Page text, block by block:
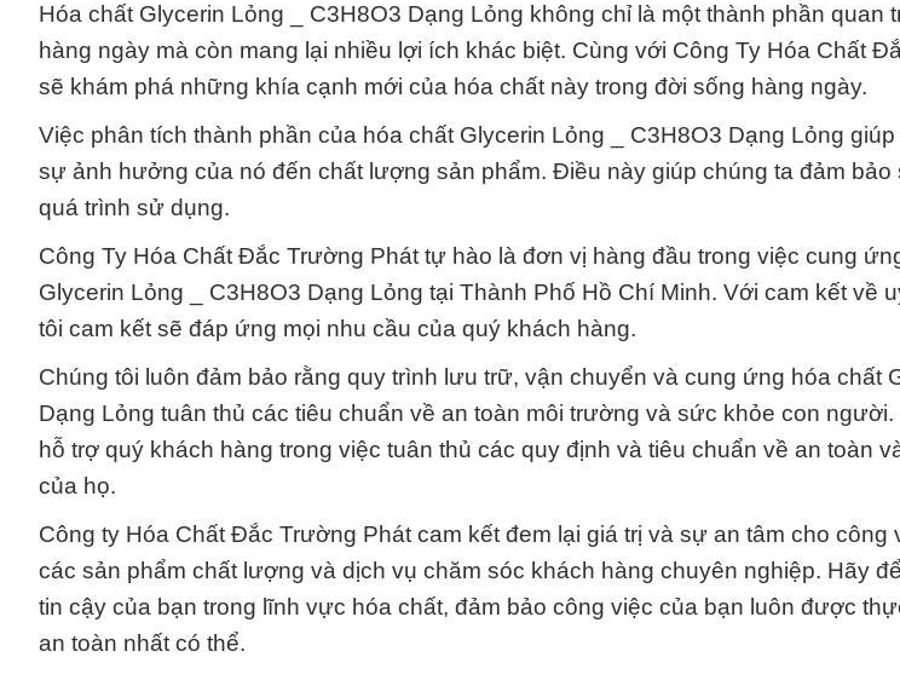
Hóa chất Glycerin Lỏng _ C3H8O3 Dạng Lỏng không chỉ là một thành phần quan
hàng ngày mà còn mang lại nhiều lợi ích khác biệt. Cùng với Công Ty Hóa Chất
sẽ khám phá những khía cạnh mới của hóa chất này trong đời sống hàng ngày.
Việc phân tích thành phần của hóa chất Glycerin Lỏng _ C3H8O3 Dạng Lỏng
sự ảnh hưởng của nó đến chất lượng sản phẩm. Điều này giúp chúng ta đảm bảo
quá trình sử dụng.
Công Ty Hóa Chất Đắc Trường Phát tự hào là đơn vị hàng đầu trong việc cung
Glycerin Lỏng _ C3H8O3 Dạng Lỏng tại Thành Phố Hồ Chí Minh. Với cam kết về
tôi cam kết sẽ đáp ứng mọi nhu cầu của quý khách hàng.
Chúng tôi luôn đảm bảo rằng quy trình lưu trữ, vận chuyển và cung ứng hóa chất
Dạng Lỏng tuân thủ các tiêu chuẩn về an toàn môi trường và sức khỏe con
hỗ trợ quý khách hàng trong việc tuân thủ các quy định và tiêu chuẩn về an toàn
của họ.
Công ty Hóa Chất Đắc Trường Phát cam kết đem lại giá trị và sự an tâm cho công
các sản phẩm chất lượng và dịch vụ chăm sóc khách hàng chuyên nghiệp. Hãy
tin cậy của bạn trong lĩnh vực hóa chất, đảm bảo công việc của bạn luôn được
an toàn nhất có thể.